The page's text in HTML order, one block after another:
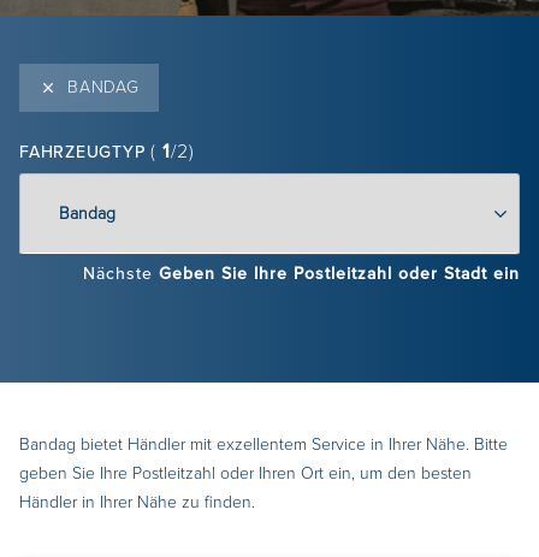
BANDAG
FAHRZEUGTYP( 1/2)
Nächste Geben Sie Ihre Postleitzahl oder Stadt ein
Bandag bietet Händler mit exzellentem Service in Ihrer Nähe. Bitte
geben Sie Ihre Postleitzahl oder Ihren Ort ein, um den besten
Händler in Ihrer Nähe zu finden.